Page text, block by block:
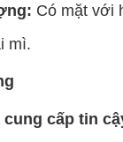
Có mặt với
mì.
cung cấp tin